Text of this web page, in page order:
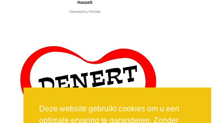
Deze website gebruikt cookies om u een
optimale ervaring te garanderen. Zonder